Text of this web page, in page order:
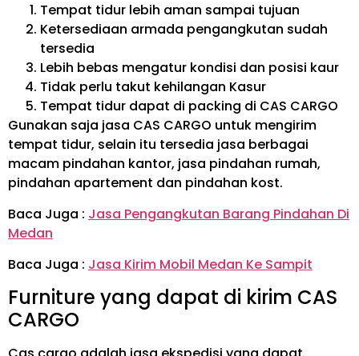
Tempat tidur lebih aman sampai tujuan
Ketersediaan armada pengangkutan sudah
tersedia
Lebih bebas mengatur kondisi dan posisi kaur
Tidak perlu takut kehilangan Kasur
Tempat tidur dapat di packing di CAS CARGO
Gunakan saja jasa CAS CARGO untuk mengirim
tempat tidur, selain itu tersedia jasa berbagai
macam pindahan kantor, jasa pindahan rumah,
pindahan apartement dan pindahan kost.
Baca Juga : Jasa Pengangkutan Barang Pindahan Di
Medan
Baca Juga : Jasa Kirim Mobil Medan Ke Sampit
Furniture yang dapat di kirim CAS
CARGO